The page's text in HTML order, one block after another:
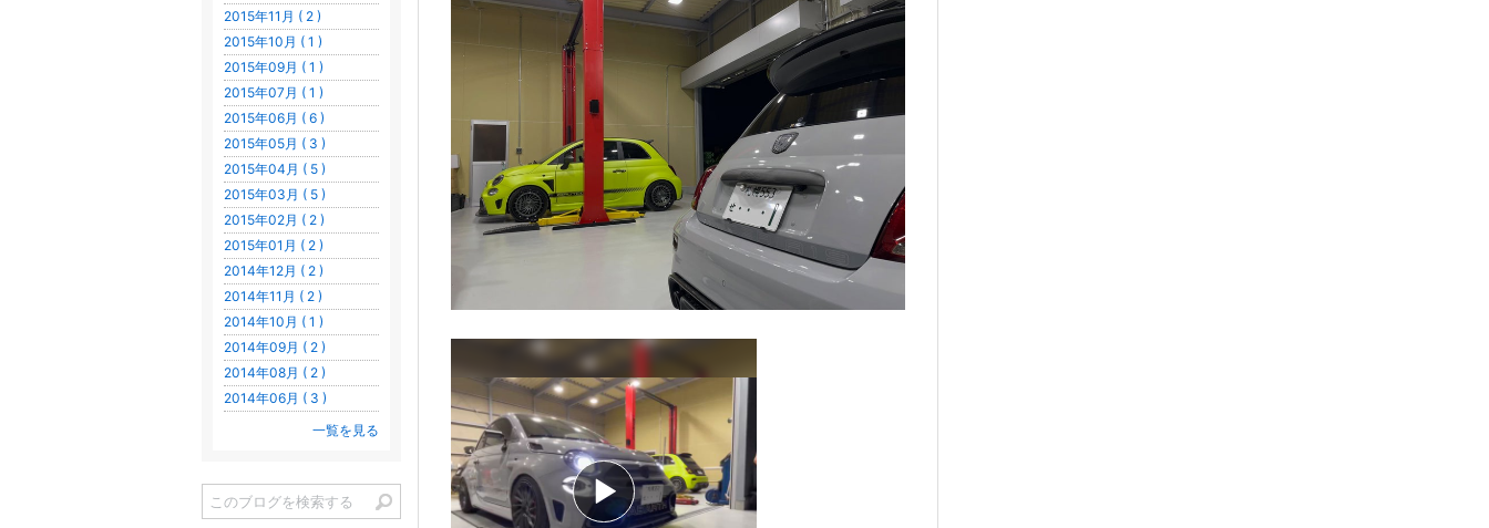
2015年11月 ( 2 )
2015年10月 ( 1 )
2015年09月 ( 1 )
2015年07月 ( 1 )
2015年06月 ( 6 )
2015年05月 ( 3 )
2015年04月 ( 5 )
2015年03月 ( 5 )
2015年02月 ( 2 )
2015年01月 ( 2 )
2014年12月 ( 2 )
2014年11月 ( 2 )
2014年10月 ( 1 )
2014年09月 ( 2 )
2014年08月 ( 2 )
2014年06月 ( 3 )
一覧を見る